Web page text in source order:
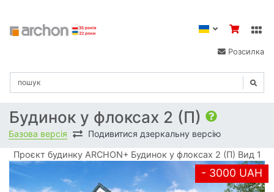
Розсилка
Будинок у флоксах 2 (П)
Базова версія Подивитися дзеркальну версію
Проєкт будинку ARCHON+ Будинок у флоксах 2 (П) Вид 1
- 3000 UAH